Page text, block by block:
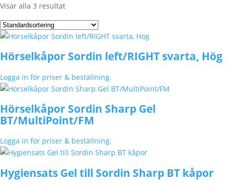
Visar alla 3 resultat
Hörselkåpor Sordin left/RIGHT svarta, Hög
Logga in för priser & beställning.
Hörselkåpor Sordin Sharp Gel
BT/MultiPoint/FM
Logga in för priser & beställning.
Hygiensats Gel till Sordin Sharp BT kåpor